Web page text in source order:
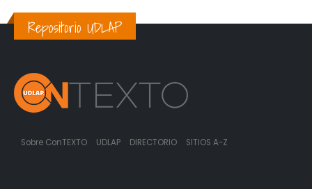
Repositorio UDLAP
Sobre ConTEXTO UDLAP DIRECTORIO SITIOS A-Z